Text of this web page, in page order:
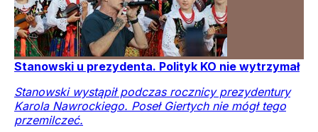
Stanowski u prezydenta. Polityk KO nie wytrzymał
Stanowski wystąpił podczas rocznicy prezydentury
Karola Nawrockiego. Poseł Giertych nie mógł tego
przemilczeć.